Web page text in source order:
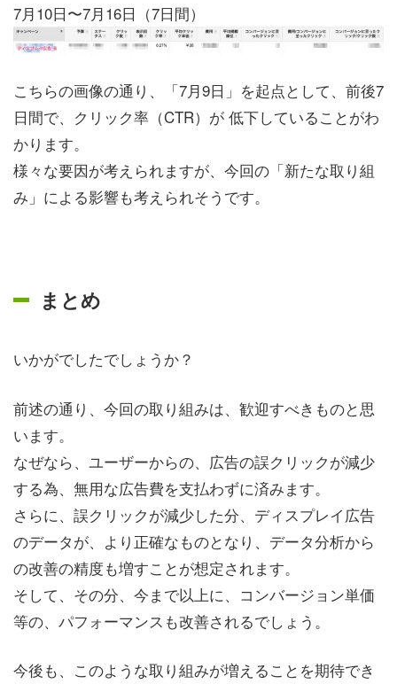
7月10日〜7月16日（7日間）
こちらの画像の通り、「7月9日」を起点として、前後7
日間で、クリック率（CTR）が 低下していることがわ
かります。
様々な要因が考えられますが、今回の「新たな取り組
み」による影響も考えられそうです。
まとめ
いかがでしたでしょうか？
前述の通り、今回の取り組みは、歓迎すべきものと思
います。
なぜなら、ユーザーからの、広告の誤クリックが減少
する為、無用な広告費を支払わずに済みます。
さらに、誤クリックが減少した分、ディスプレイ広告
のデータが、より正確なものとなり、データ分析から
の改善の精度も増すことが想定されます。
そして、その分、今まで以上に、コンバージョン単価
等の、パフォーマンスも改善されるでしょう。
今後も、このような取り組みが増えることを期待でき